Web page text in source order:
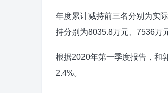
年度累计减持前三名分别为实
持分别为8035.8万元、7536万
根据2020年第一季度报告，和
2.4%。